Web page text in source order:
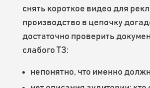
снять короткое видео для
производство в цепочку
достаточно проверить
слабого ТЗ:
непонятно, что именно